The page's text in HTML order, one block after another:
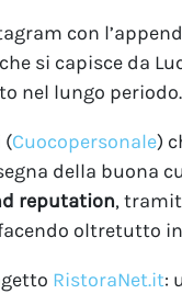
con
si capisce da
nel lungo periodo.
(Cuocopersonale)
della buona
reputation,
oltretutto
RistoraNet.it: